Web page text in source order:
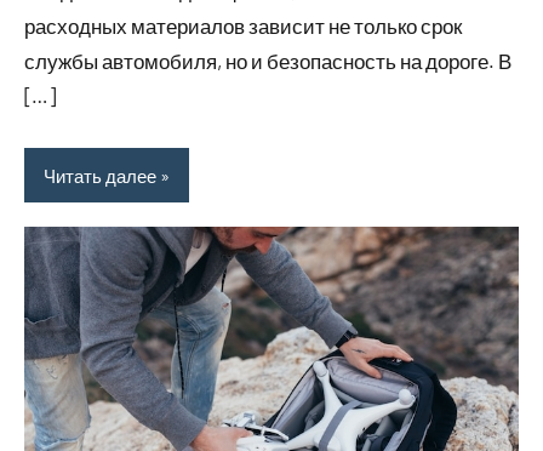
расходных материалов зависит не только срок
службы автомобиля, но и безопасность на дороге. В
[…]
Читать далее